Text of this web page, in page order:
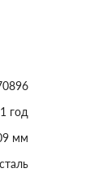
1 год
мм